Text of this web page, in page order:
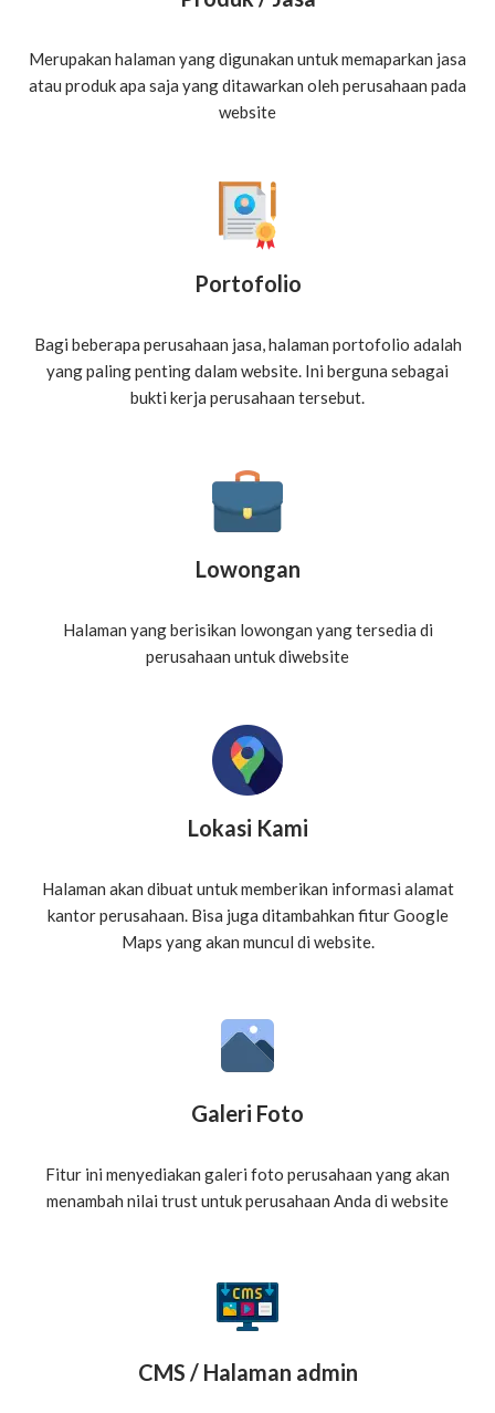
Merupakan halaman yang digunakan untuk memaparkan jasa
atau produk apa saja yang ditawarkan oleh perusahaan pada
website
Portofolio
Bagi beberapa perusahaan jasa, halaman portofolio adalah
yang paling penting dalam website. Ini berguna sebagai
bukti kerja perusahaan tersebut.
Lowongan
Halaman yang berisikan lowongan yang tersedia di
perusahaan untuk diwebsite
Lokasi Kami
Halaman akan dibuat untuk memberikan informasi alamat
kantor perusahaan. Bisa juga ditambahkan fitur Google
Maps yang akan muncul di website.
Galeri Foto
Fitur ini menyediakan galeri foto perusahaan yang akan
menambah nilai trust untuk perusahaan Anda di website
CMS / Halaman admin